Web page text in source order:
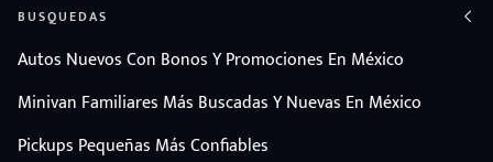
BUSQUEDAS
Autos Nuevos Con Bonos Y Promociones En México
Minivan Familiares Más Buscadas Y Nuevas En México
Pickups Pequeñas Más Confiables